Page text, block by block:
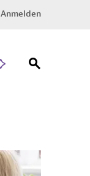
Anmelden